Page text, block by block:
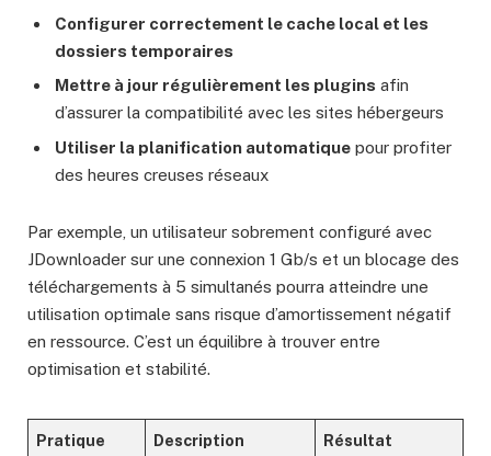
Configurer correctement le cache local et les
dossiers temporaires
Mettre à jour régulièrement les plugins afin
d’assurer la compatibilité avec les sites hébergeurs
Utiliser la planification automatique pour profiter
des heures creuses réseaux
Par exemple, un utilisateur sobrement configuré avec
JDownloader sur une connexion 1 Gb/s et un blocage des
téléchargements à 5 simultanés pourra atteindre une
utilisation optimale sans risque d’amortissement négatif
en ressource. C’est un équilibre à trouver entre
optimisation et stabilité.
Pratique Description
Résultat